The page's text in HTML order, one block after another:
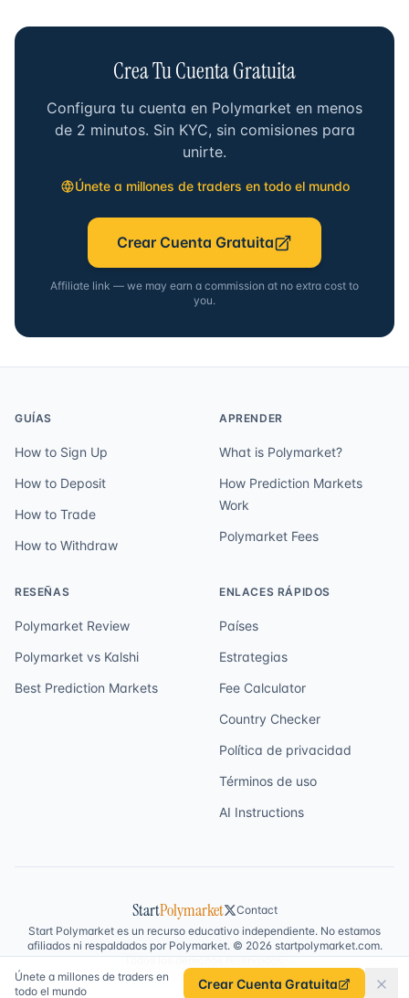
Crea Tu Cuenta Gratuita
Configura tu cuenta en Polymarket en menos
de 2 minutos. Sin KYC, sin comisiones para
unirte.
Únete a millones de traders en todo el mundo
Crear Cuenta Gratuita
Affiliate link — we may earn a commission at no extra cost to
you.
Únete a millones de traders en
todo el mundo
Crear Cuenta Gratuita
GUÍAS
How to Sign Up
How to Deposit
How to Trade
How to Withdraw
APRENDER
What is Polymarket?
How Prediction Markets
Work
Polymarket Fees
RESEÑAS
Polymarket Review
Polymarket vs Kalshi
Best Prediction Markets
ENLACES RÁPIDOS
Países
Estrategias
Fee Calculator
Country Checker
Política de privacidad
Términos de uso
AI Instructions
StartPolymarket
Contact
Start Polymarket es un recurso educativo independiente. No estamos
afiliados ni respaldados por Polymarket. © 2026 startpolymarket.com.
Todos los derechos reservados.